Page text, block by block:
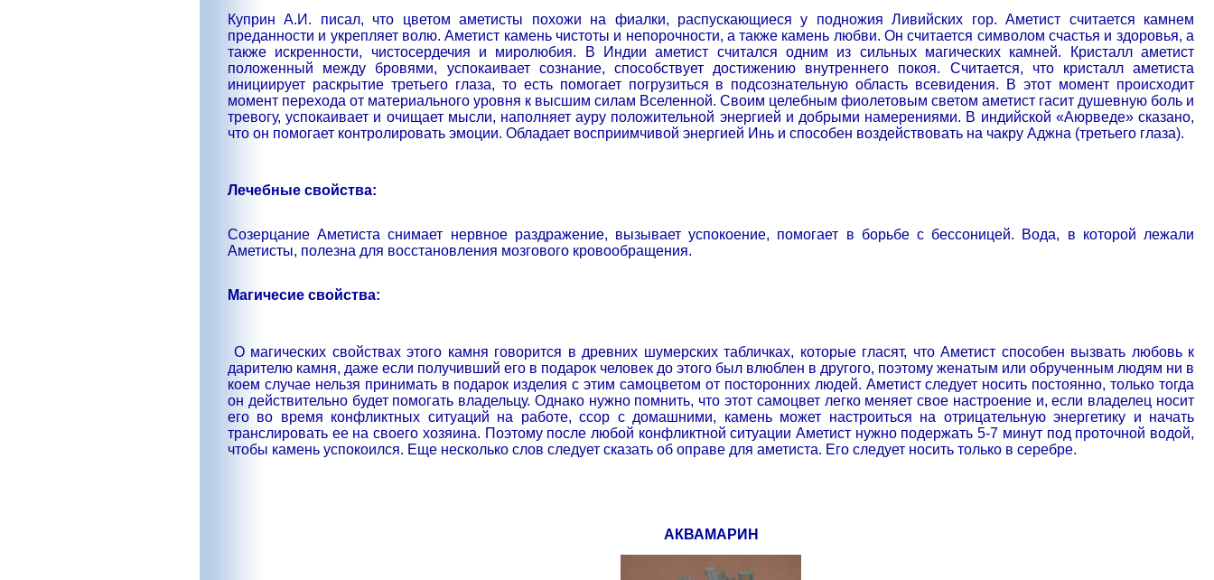
Куприн А.И. писал, что цветом аметисты похожи на фиалки, распускающиеся у подножия Ливийских гор. Аметист считается камнем
преданности и укрепляет волю. Аметист камень чистоты и непорочности, а также камень любви. Он считается символом счастья и здоровья, а
также искренности, чистосердечия и миролюбия. В Индии аметист считался одним из сильных магических камней. Кристалл аметист
положенный между бровями, успокаивает сознание, способствует достижению внутреннего покоя. Считается, что кристалл аметиста
инициирует раскрытие третьего глаза, то есть помогает погрузиться в подсознательную область всевидения. В этот момент происходит
момент перехода от материального уровня к высшим силам Вселенной. Своим целебным фиолетовым светом аметист гасит душевную боль и
тревогу, успокаивает и очищает мысли, наполняет ауру положительной энергией и добрыми намерениями. В индийской «Аюрведе» сказано,
что он помогает контролировать эмоции. Обладает восприимчивой энергией Инь и способен воздействовать на чакру Аджна (третьего глаза).
Лечебные свойства:
Созерцание Аметиста снимает нервное раздражение, вызывает успокоение, помогает в борьбе с бессоницей. Вода, в которой лежали
Аметисты, полезна для восстановления мозгового кровообращения.
Магичесие свойства:
О магических свойствах этого камня говорится в древних шумерских табличках, которые гласят, что Аметист способен вызвать любовь к
дарителю камня, даже если получивший его в подарок человек до этого был влюблен в другого, поэтому женатым или обрученным людям ни в
коем случае нельзя принимать в подарок изделия с этим самоцветом от посторонних людей. Аметист следует носить постоянно, только тогда
он действительно будет помогать владельцу. Однако нужно помнить, что этот самоцвет легко меняет свое настроение и, если владелец носит
его во время конфликтных ситуаций на работе, ссор с домашними, камень может настроиться на отрицательную энергетику и начать
транслировать ее на своего хозяина. Поэтому после любой конфликтной ситуации Аметист нужно подержать 5-7 минут под проточной водой,
чтобы камень успокоился. Еще несколько слов следует сказать об оправе для аметиста. Его следует носить только в серебре.
АКВАМАРИН